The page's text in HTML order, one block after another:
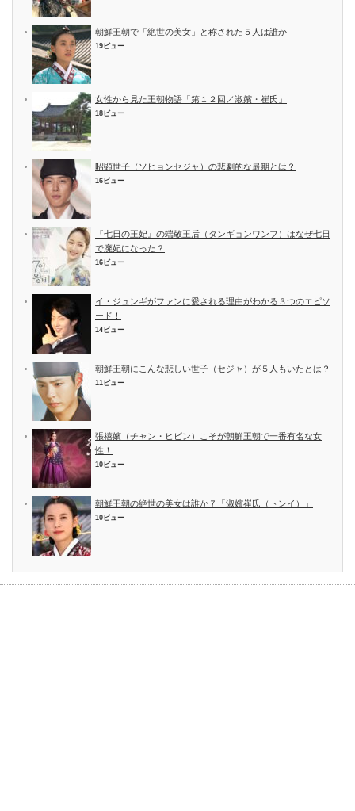
朝鮮王朝で「絶世の美女」と称された５人は誰か
19ビュー
女性から見た王朝物語「第１２回／淑嬪・崔氏」
18ビュー
昭顕世子（ソヒョンセジャ）の悲劇的な最期とは？
16ビュー
『七日の王妃』の端敬王后（タンギョンワンフ）はなぜ七日
で廃妃になった？
16ビュー
イ・ジュンギがファンに愛される理由がわかる３つのエピソ
ード！
14ビュー
朝鮮王朝にこんな悲しい世子（セジャ）が５人もいたとは？
11ビュー
張禧嬪（チャン・ヒビン）こそが朝鮮王朝で一番有名な女
性！
10ビュー
朝鮮王朝の絶世の美女は誰か７「淑嬪崔氏（トンイ）」
10ビュー